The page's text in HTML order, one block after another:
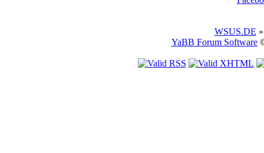
WSUS.DE
YaBB Forum Software©